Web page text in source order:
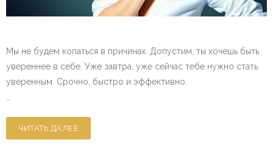
Мы не будем копаться в причинах. Допустим, ты хочешь быть
увереннее в себе. Уже завтра, уже сейчас тебе нужно стать
уверенным. Срочно, быстро и эффективно.
…
ЧИТАТЬ ДАЛЕЕ